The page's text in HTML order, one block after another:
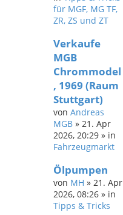
für MGF, MG TF,
ZR, ZS und ZT
Verkaufe
MGB
Chrommodel
, 1969 (Raum
Stuttgart)
von Andreas
MGB » 21. Apr
2026, 20:29 » in
Fahrzeugmarkt
Ölpumpen
von MH » 21. Apr
2026, 08:26 » in
Tipps & Tricks